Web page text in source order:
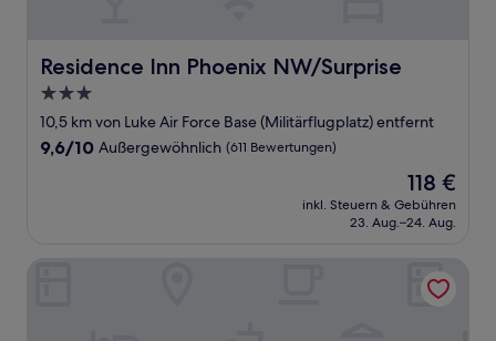
Residence Inn Phoenix NW/Surprise
Residence Inn Phoenix NW/Surprise
3.0-
Sterne-
Unterkunft
10,5 km von Luke Air Force Base (Militärflugplatz) entfernt
9.6
9,6/10 Außergewöhnlich (611 Bewertungen)
Der
Preis
beträgt
118 €
inkl. Steuern & Gebühren
23. Aug.–24. Aug.